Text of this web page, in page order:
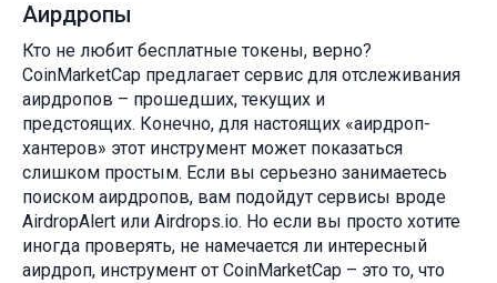
Аирдропы
Кто не любит бесплатные токены, верно?
CoinMarketCap предлагает сервис для отслеживания
аирдропов – прошедших, текущих и
предстоящих. Конечно, для настоящих «аирдроп-
хантеров» этот инструмент может показаться
слишком простым. Если вы серьезно занимаетесь
поиском аирдропов, вам подойдут сервисы вроде
AirdropAlert или Airdrops.io. Но если вы просто хотите
иногда проверять, не намечается ли интересный
аирдроп, инструмент от CoinMarketCap – это то, что